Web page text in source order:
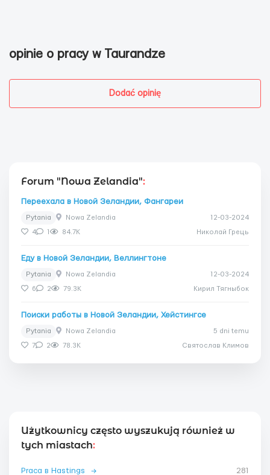
opinie o pracy w Taurandze
Dodać opinię
Forum "Nowa Zelandia":
Переехала в Новой Зеландии, Фангареи
Pytania Nowa Zelandia 12-03-2024
4 1 84.7K Николай Грець
Еду в Новой Зеландии, Веллингтоне
Pytania Nowa Zelandia 12-03-2024
6 2 79.3K Кирил Тягныбок
Поиски работы в Новой Зеландии, Хейстингсе
Pytania Nowa Zelandia 5 dni temu
7 2 78.3K Святослав Климов
Użytkownicy często wyszukują również w
tych miastach:
Praca в Hastings → 281